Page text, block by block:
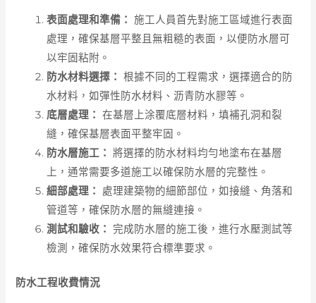
表面處理和準備： 施工人員首先對施工區域進行表面
處理，確保基層平整且無粗糙的表面，以便防水層可
以牢固粘附。
防水材料選擇： 根據不同的工程需求，選擇適合的防
水材料，如彈性防水材料、沥青防水膠等。
底層處理： 在基層上涂覆底層材料，填補孔洞和裂
縫，確保基層表面平整牢固。
防水層施工： 將選擇的防水材料均勻地塗布在基層
上，通常需要多道施工以確保防水層的完整性。
細部處理：
處理建築物的細節部位，如接縫、角落和
管道等，確保防水層的無縫連接。
測試和驗收： 完成防水層的施工後，進行水壓測試等
檢測，確保防水效果符合標準要求。
防水工程收費情況